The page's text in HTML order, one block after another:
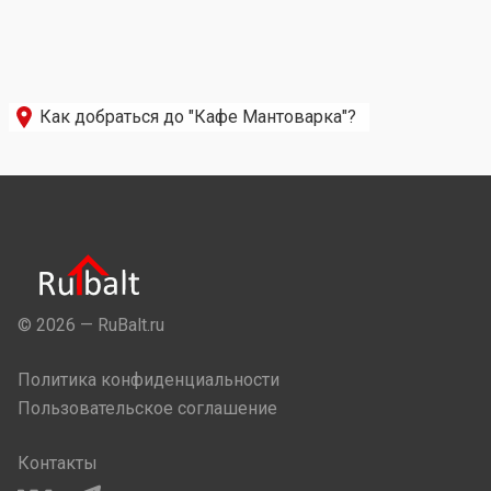
Как добраться до "Кафе Мантоварка"?
© 2026 — RuBalt.ru
Политика конфиденциальности
Пользовательское соглашение
Контакты